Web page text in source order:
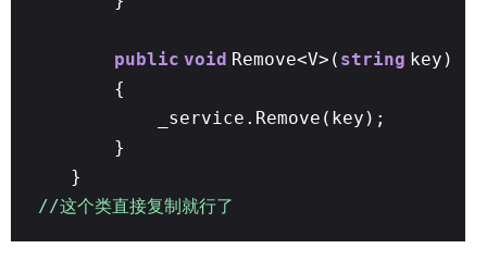
public void Remove<V>( string key)
{
_service.Remove(key);
}
}
//这个类直接复制就行了